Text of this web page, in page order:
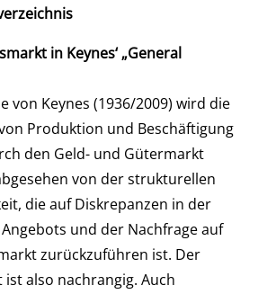
in Keynes‘ „General
von Keynes (1936/2009) wird die
Produktion und Beschäftigung
den Geld- und Gütermarkt
von der strukturellen
die auf Diskrepanzen in der
und der Nachfrage auf
zurückzuführen ist. Der
also nachrangig. Auch